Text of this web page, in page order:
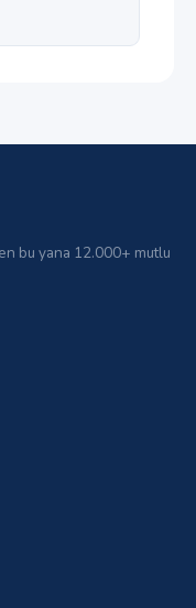
bu yana 12.000+ mutlu